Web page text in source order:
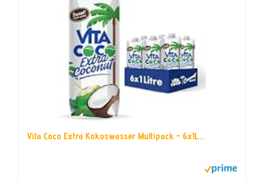
Vita Coco Extra Kokoswasser Multipack - 6x1L...